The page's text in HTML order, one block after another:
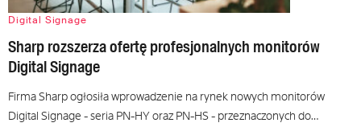
Digital Signage
Sharp rozszerza ofertę profesjonalnych monitorów
Digital Signage
Firma Sharp ogłosiła wprowadzenie na rynek nowych monitorów
Digital Signage - seria PN-HY oraz PN-HS - przeznaczonych do…